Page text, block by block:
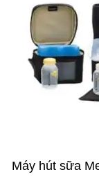
Máy hút sữa